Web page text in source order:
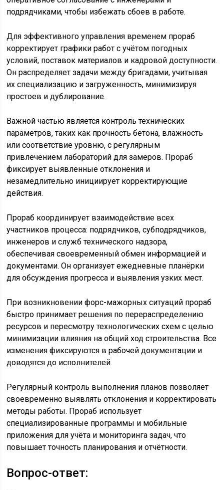
подрядчиками, чтобы избежать сбоев в работе.
Для эффективного управления временем прораб
корректирует графики работ с учётом погодных
условий, поставок материалов и кадровой доступности.
Он распределяет задачи между бригадами, учитывая
их специализацию и загруженность, минимизируя
простоев и дублирование.
Важной частью является контроль технических
параметров, таких как прочность бетона, влажность
или соответствие уровню, с регулярным
привлечением лабораторий для замеров. Прораб
фиксирует выявленные отклонения и
незамедлительно инициирует корректирующие
действия.
Прораб координирует взаимодействие всех
участников процесса: подрядчиков, субподрядчиков,
инженеров и служб технического надзора,
обеспечивая своевременный обмен информацией и
документами. Он организует ежедневные планёрки
для обсуждения прогресса и выявления узких мест.
При возникновении форс-мажорных ситуаций прораб
быстро принимает решения по перераспределению
ресурсов и пересмотру технологических схем с целью
минимизации влияния на общий ход строительства. Все
изменения фиксируются в рабочей документации и
доводятся до исполнителей.
Регулярный контроль выполнения планов позволяет
своевременно выявлять отклонения и корректировать
методы работы. Прораб использует
специализированные программы и мобильные
приложения для учёта и мониторинга задач, что
повышает точность планирования и отчётности.
Вопрос-ответ: